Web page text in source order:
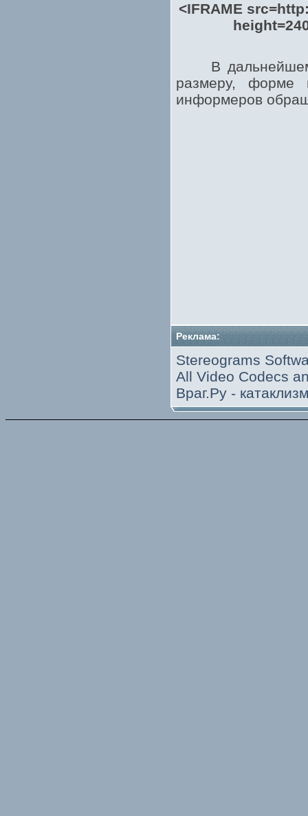
<IFRAME
В дальнейшем
размеру, форме
информеров
Реклама:
Stereograms
All Video Codecs
Враг.Ру -